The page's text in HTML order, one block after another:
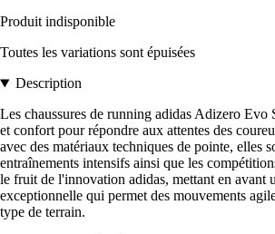
Produit indisponible
Toutes les variations sont épuisées
Description
Les chaussures de running adidas Adizero Evo
et confort pour répondre aux attentes des
avec des matériaux techniques de pointe, elles
entraînements intensifs ainsi que les
le fruit de l'innovation adidas, mettant en avant
exceptionnelle qui permet des mouvements
type de terrain.